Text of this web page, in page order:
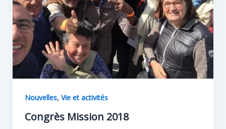
Nouvelles, Vie et activités
Congrès Mission 2018